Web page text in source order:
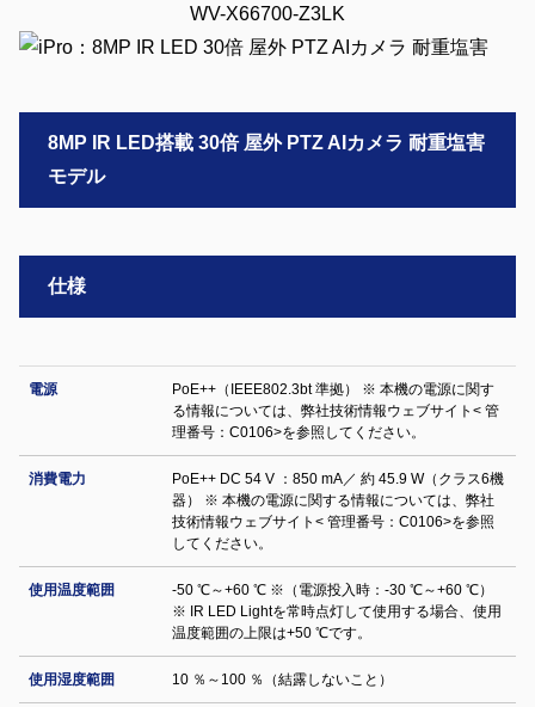
WV-X66700-Z3LK
8MP IR LED搭載 30倍 屋外 PTZ AIカメラ 耐重塩害
モデル
仕様
電源
PoE++（IEEE802.3bt 準拠） ※ 本機の電源に関す
る情報については、弊社技術情報ウェブサイト< 管
理番号：C0106>を参照してください。
消費電力
PoE++ DC 54 V ：850 mA／ 約 45.9 W（クラス6機
器） ※ 本機の電源に関する情報については、弊社
技術情報ウェブサイト< 管理番号：C0106>を参照
してください。
使用温度範囲
-50 ℃～+60 ℃ ※（電源投入時：-30 ℃～+60 ℃）
※ IR LED Lightを常時点灯して使用する場合、使用
温度範囲の上限は+50 ℃です。
使用湿度範囲 10 ％～100 ％（結露しないこと）